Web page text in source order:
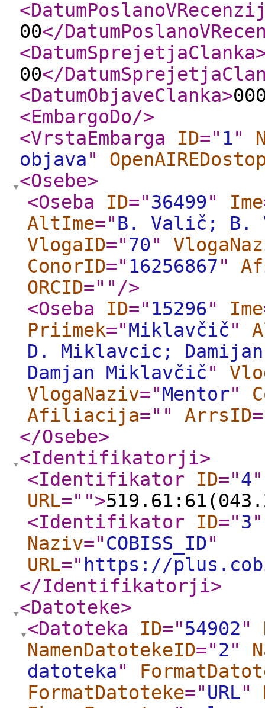
00</
<DatumSprejetjaClanka
00</
<DatumObjaveClanka>
<EmbargoDo/>
<VrstaEmbarga
ID=" 1"
objava"
<Osebe>
<Oseba
ID="36499" Ime
AltIme="B. Valič; B.
VlogaID="70"
ConorID=" 16256867"
ORCID=" " />
<Oseba
ID=" 15296" Ime
Priimek="Miklavčič"
D. Miklavcic;
Damjan Miklavčič"
VlogaNaziv="Mentor"
Afiliacija=" " ArrsID
</Osebe>
<Identifikatorji>
<Identifikator
ID="4"
URL=" ">
<Identifikator
ID="3"
Naziv="COBISS_ID"
URL=" https://
</Identifikatorji>
<Datoteke>
<Datoteka
ID="54902"
NamenDatotekeID="2"
datoteka"
FormatDatoteke="URL"